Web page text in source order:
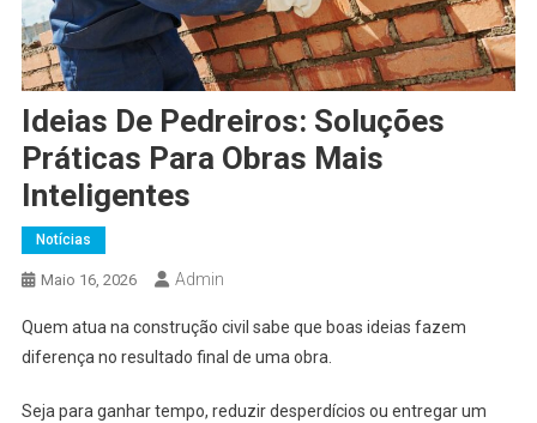
Ideias De Pedreiros: Soluções
Práticas Para Obras Mais
Inteligentes
Notícias
Maio 16, 2026 Admin
Quem atua na construção civil sabe que boas ideias fazem
diferença no resultado final de uma obra.
Seja para ganhar tempo, reduzir desperdícios ou entregar um